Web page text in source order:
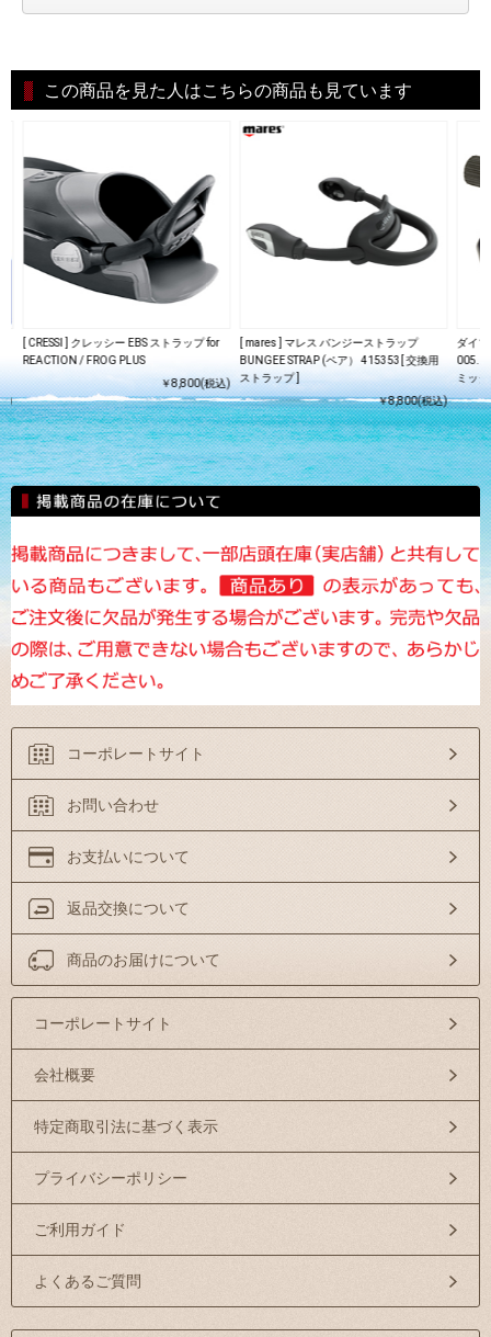
この商品を見た人はこちらの商品も見ています
)
[ CRESSI ] クレッシー EBS ストラップ for
REACTION / FROG PLUS
￥8,800(税込)
[ mares ] マレス バンジーストラップ
BUNGEE STRAP (ペア） 415353[ 交換用
ストラップ ]
￥8,800(税込)
ダイ
ミッ
コーポレートサイト
お問い合わせ
お支払いについて
返品交換について
商品のお届けについて
コーポレートサイト
会社概要
特定商取引法に基づく表示
プライバシーポリシー
ご利用ガイド
よくあるご質問